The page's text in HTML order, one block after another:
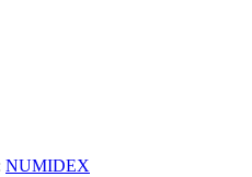
NUMIDEX